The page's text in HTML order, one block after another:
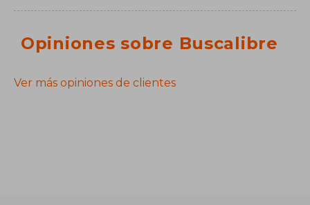
Opiniones sobre Buscalibre
Ver más opiniones de clientes